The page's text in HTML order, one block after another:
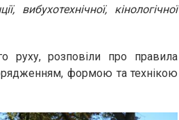
вибухотехнічної, кінологічної
руху, розповіли про правила
формою та технікою